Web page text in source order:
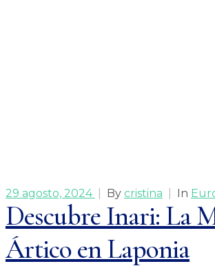
29 agosto, 2024 By cristina In
Descubre Inari: La
Ártico en Laponia